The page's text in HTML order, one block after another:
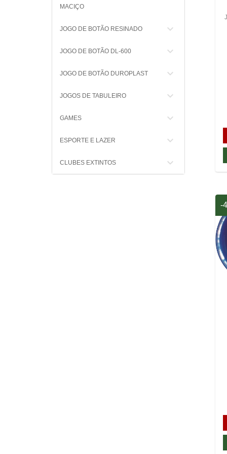
MACIÇO
JOGO DE BOTÃO RESINADO keyboard_arrow_down
JOGO DE BOTÃO DL-600 keyboard_arrow_down
JOGO DE BOTÃO DUROPLAST keyboard_arrow_down
JOGOS DE TABULEIRO keyboard_arrow_down
GAMES keyboard_arrow_down
ESPORTE E LAZER keyboard_arrow_down
CLUBES EXTINTOS keyboard_arrow_down
-